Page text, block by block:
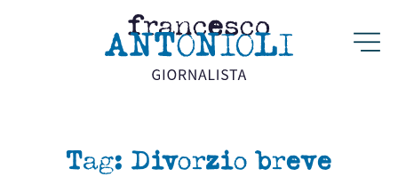
Tag: Divorzio breve